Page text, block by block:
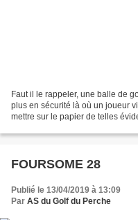
Faut il le rappeler, une balle de
plus en sécurité là où un joueur
mettre sur le papier de telles
FOURSOME 28
Publié le 13/04/2019 à 13:09
Par AS du Golf du Perche